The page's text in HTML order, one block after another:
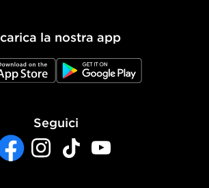
la nostra app
Store JD Google Play
Seguici